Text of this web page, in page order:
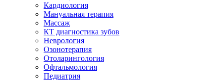
Кардиология
Мануальная терапия
Массаж
КТ диагностика зубов
Неврология
Озонотерапия
Отоларингология
Офтальмология
Педиатрия